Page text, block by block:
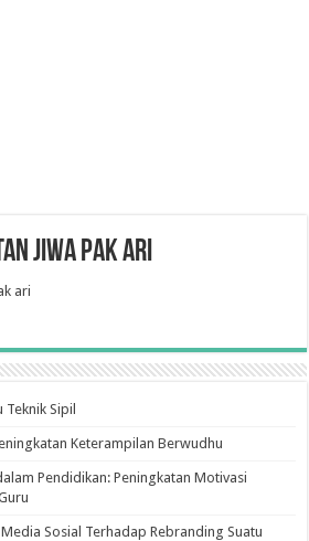
jiwa pak ari
ari
Sipil
Keterampilan Berwudhu
Pendidikan: Peningkatan Motivasi
Sosial Terhadap Rebranding Suatu